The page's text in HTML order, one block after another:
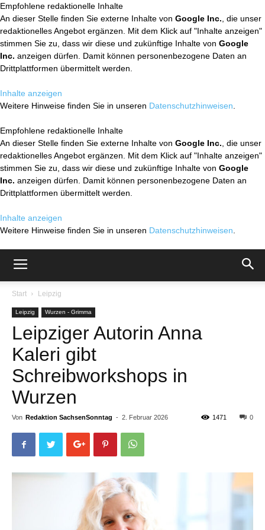
Empfohlene redaktionelle Inhalte
An dieser Stelle finden Sie externe Inhalte von Google Inc. , die unser
redaktionelles Angebot ergänzen. Mit dem Klick auf "Inhalte anzeigen"
stimmen Sie zu, dass wir diese und zukünftige Inhalte von Google
Inc. anzeigen dürfen. Damit können personenbezogene Daten an
Drittplattformen übermittelt werden.
Inhalte anzeigen
Weitere Hinweise finden Sie in unseren Datenschutzhinweisen
Empfohlene redaktionelle Inhalte
An dieser Stelle finden Sie externe Inhalte von Google Inc. , die unser
redaktionelles Angebot ergänzen. Mit dem Klick auf "Inhalte anzeigen"
stimmen Sie zu, dass wir diese und zukünftige Inhalte von Google
Inc. anzeigen dürfen. Damit können personenbezogene Daten an
Drittplattformen übermittelt werden.
Inhalte anzeigen
Weitere Hinweise finden Sie in unseren Datenschutzhinweisen
Start Leipzig
Leipzig Wurzen - Grimma
Leipziger Autorin Anna
Kaleri gibt
Schreibworkshops in
Wurzen
Von Redaktion SachsenSonntag - 2. Februar 2026 0
1471